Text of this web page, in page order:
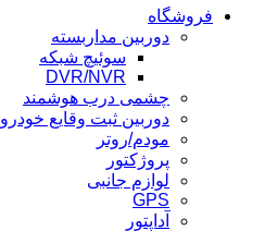
فروشگاه
دوربین مداربسته
سوئیچ شبکه
DVR/NVR
چشمی درب هوشمند
دوربین ثبت وقایع خودرو
مودم/روتر
پروژکتور
لوازم جانبی
GPS
آداپتور